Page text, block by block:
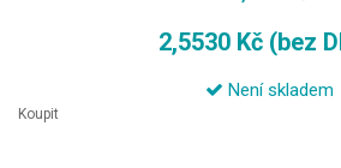
2,5530 Kč (bez
Není skladem
Koupit